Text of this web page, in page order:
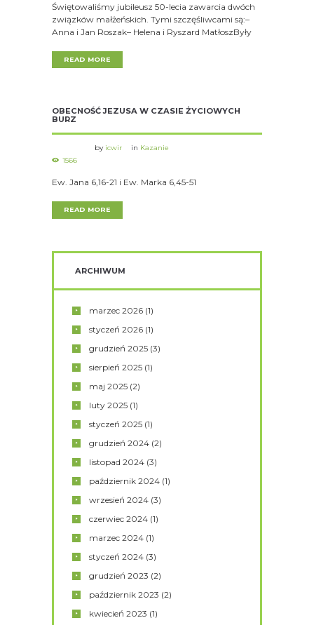
Świętowaliśmy jubileusz 50-lecia zawarcia dwóch
związków małżeńskich. Tymi szczęśliwcami są:–
Anna i Jan Roszak– Helena i Ryszard MatłoszByły
READ MORE
OBECNOŚĆ JEZUSA W CZASIE ŻYCIOWYCH
BURZ
by icwir in Kazanie
1566
Ew. Jana 6,16-21 i Ew. Marka 6,45-51
READ MORE
ARCHIWUM
marzec2026 (1)
styczeń2026 (1)
grudzień2025 (3)
sierpień2025 (1)
maj2025 (2)
luty2025 (1)
styczeń2025 (1)
grudzień2024 (2)
listopad2024 (3)
październik2024 (1)
wrzesień2024 (3)
czerwiec2024 (1)
marzec2024 (1)
styczeń2024 (3)
grudzień2023 (2)
październik2023 (2)
kwiecień2023 (1)